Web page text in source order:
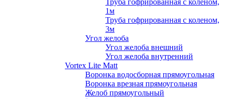
Труба гофрированная с коленом,
1м
Труба гофрированная с коленом,
3м
Угол желоба
Угол желоба внешний
Угол желоба внутренний
Vortex Lite Matt
Воронка водосборная прямоугольная
Воронка врезная прямоугольная
Желоб прямоугольный